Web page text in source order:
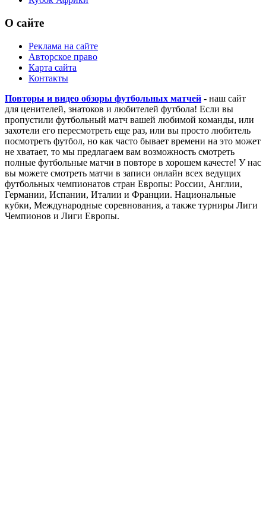
О сайте
Реклама на сайте
Авторское право
Карта сайта
Контакты
Повторы и видео обзоры футбольных матчей - наш сайт
для ценителей, знатоков и любителей футбола! Если вы
пропустили футбольный матч вашей любимой команды, или
захотели его пересмотреть еще раз, или вы просто любитель
посмотреть футбол, но как часто бывает времени на это может
не хватает, то мы предлагаем вам возможность смотреть
полные футбольные матчи в повторе в хорошем качесте! У нас
вы можете смотреть матчи в записи онлайн всех ведущих
футбольных чемпионатов стран Европы: России, Англии,
Германии, Испании, Италии и Франции. Национальные
кубки, Международные соревнования, а также турниры Лиги
Чемпионов и Лиги Европы.